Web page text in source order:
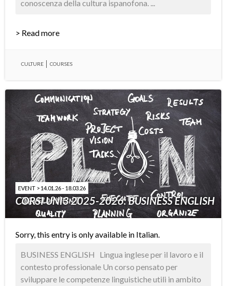
conoscenza della cultura ispanofona. ...
> Read more
CULTURE COURSES
EVENT > 14.01.26 - 18.03.26
CORSI UNI3 2025-2026: BUSINESS ENGLISH
Sorry, this entry is only available in Italian.
BUSINESS ENGLISH Lingua inglese per il lavoro e il
contesto professionale Un corso pensato per
sviluppare le competenze linguistiche utili in ambito